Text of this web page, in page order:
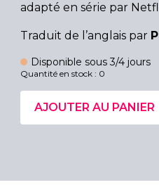
adapté en série par
Traduit de l’anglais par
Disponible sous 3/4 jours
Quantité en stock : 0
AJOUTER AU PANIER